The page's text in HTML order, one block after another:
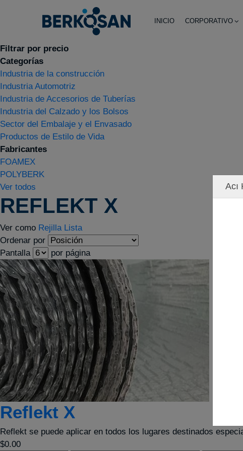
INICIO CORPORATIVO
Filtrar por precio
Categorías
Industria de la construcción
Industria Automotriz
Industria de Accesorios de Tuberías
Industria del Calzado y los Bolsos
Sector del Embalaje y el Envasado
Productos de Estilo de Vida
Fabricantes
FOAMEX
POLYBERK
Ver todos
REFLEKT X
Ver como Rejilla Lista
Ordenar por
Pantalla
por página
Reflekt X
Reflekt se puede aplicar en todos los lugares destinados
$0.00
Acı